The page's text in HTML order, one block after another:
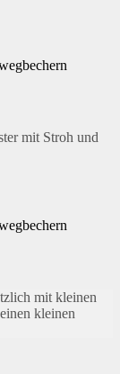
mit Stroh und
mit kleinen
kleinen